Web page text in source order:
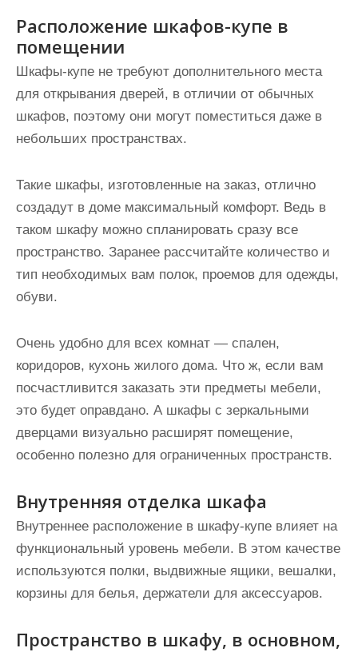
Расположение шкафов-купе в
помещении
Шкафы-купе не требуют дополнительного места
для открывания дверей, в отличии от обычных
шкафов, поэтому они могут поместиться даже в
небольших пространствах.
Такие шкафы, изготовленные на заказ, отлично
создадут в доме максимальный комфорт. Ведь в
таком шкафу можно спланировать сразу все
пространство. Заранее рассчитайте количество и
тип необходимых вам полок, проемов для одежды,
обуви.
Очень удобно для всех комнат — спален,
коридоров, кухонь жилого дома. Что ж, если вам
посчастливится заказать эти предметы мебели,
это будет оправдано. А шкафы с зеркальными
дверцами визуально расширят помещение,
особенно полезно для ограниченных пространств.
Внутренняя отделка шкафа
Внутреннее расположение в шкафу-купе влияет на
функциональный уровень мебели. В этом качестве
используются полки, выдвижные ящики, вешалки,
корзины для белья, держатели для аксессуаров.
Пространство в шкафу, в основном,